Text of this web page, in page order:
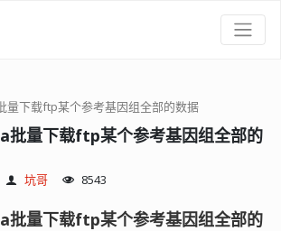
量下载ftp某个参考基因组全部的数据
批量下载ftp某个参考基因组全部的
坑哥 8543
批量下载ftp某个参考基因组全部的